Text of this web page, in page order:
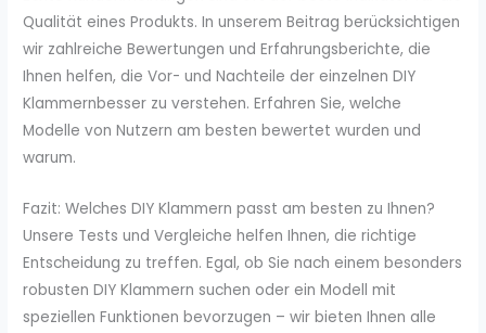
Qualität eines Produkts. In unserem Beitrag berücksichtigen
wir zahlreiche Bewertungen und Erfahrungsberichte, die
Ihnen helfen, die Vor- und Nachteile der einzelnen DIY
Klammernbesser zu verstehen. Erfahren Sie, welche
Modelle von Nutzern am besten bewertet wurden und
warum.
Fazit: Welches DIY Klammern passt am besten zu Ihnen?
Unsere Tests und Vergleiche helfen Ihnen, die richtige
Entscheidung zu treffen. Egal, ob Sie nach einem besonders
robusten DIY Klammern suchen oder ein Modell mit
speziellen Funktionen bevorzugen – wir bieten Ihnen alle